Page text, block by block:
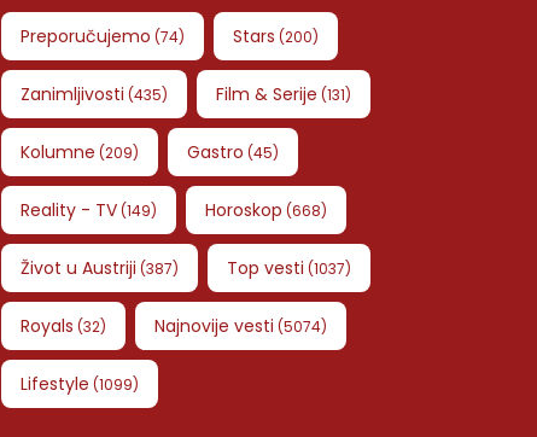
Preporučujemo (74) Stars (200)
Zanimljivosti (435) Film & Serije (131)
Kolumne (209) Gastro (45)
Reality - TV(149) Horoskop (668)
Život u Austriji (387) Top vesti (1037)
Royals (32) Najnovije vesti (5074)
Lifestyle (1099)